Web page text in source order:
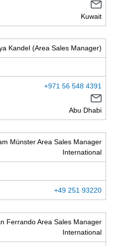
Kuwait
Kandel (Area Sales Manager)
+971 56 548 4391
Abu Dhabi
Münster Area Sales Manager
International
+49 251 93220
Ferrando Area Sales Manager
International